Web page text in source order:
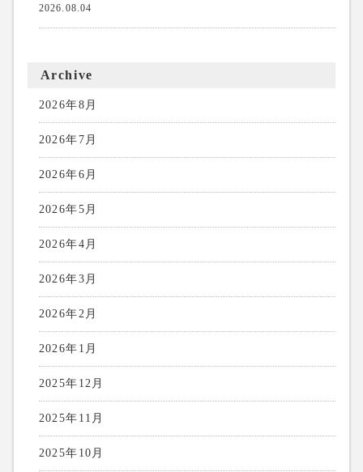
2026.08.04
Archive
2026年8月
2026年7月
2026年6月
2026年5月
2026年4月
2026年3月
2026年2月
2026年1月
2025年12月
2025年11月
2025年10月